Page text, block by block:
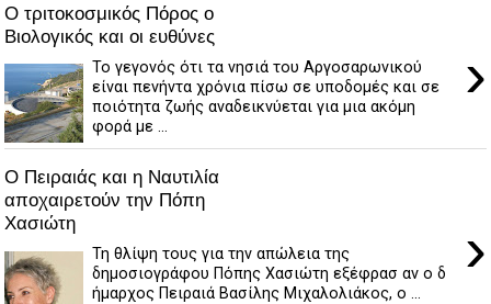
Ο τριτοκοσμικός Πόρος ο
Βιολογικός και οι ευθύνες
›
Το γεγονός ότι τα νησιά του Αργοσαρωνικού
είναι πενήντα χρόνια πίσω σε υποδομές και σε
ποιότητα ζωής αναδεικνύεται για μια ακόμη
φορά με ...
Ο Πειραιάς και η Ναυτιλία
αποχαιρετούν την Πόπη
Χασιώτη
›
Τη θλίψη τους για την απώλεια της
δημοσιογράφου Πόπης Χασιώτη εξέφρασ αν ο δ
ήμαρχος Πειραιά Βασίλης Μιχαλολιάκος, ο ...